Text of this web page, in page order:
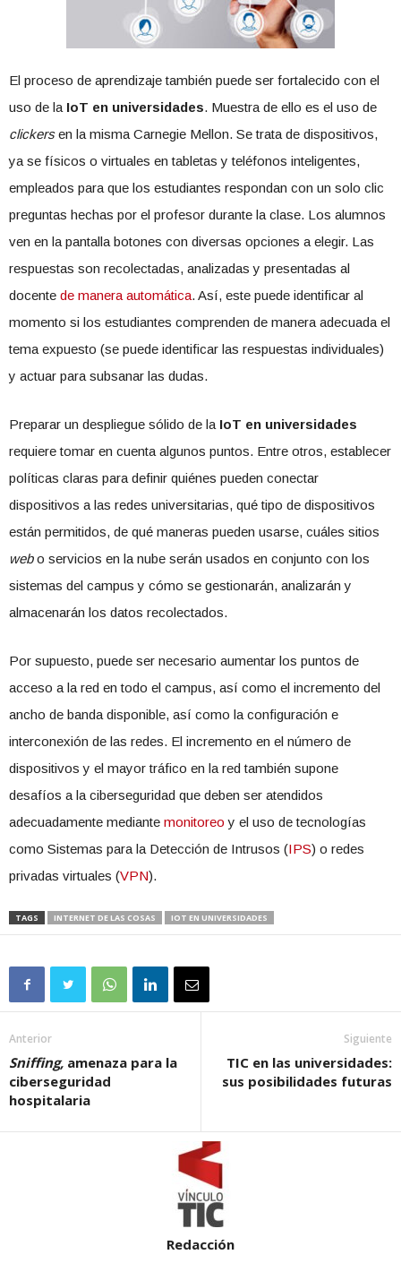
El proceso de aprendizaje también puede ser fortalecido con el
uso de la IoT en universidades. Muestra de ello es el uso de
clickersen la misma Carnegie Mellon. Se trata de dispositivos,
ya se físicos o virtuales en tabletas y teléfonos inteligentes,
empleados para que los estudiantes respondan con un solo clic
preguntas hechas por el profesor durante la clase. Los alumnos
ven en la pantalla botones con diversas opciones a elegir. Las
respuestas son recolectadas, analizadas y presentadas al
docente de manera automática. Así, este puede identificar al
momento si los estudiantes comprenden de manera adecuada el
tema expuesto (se puede identificar las respuestas individuales)
y actuar para subsanar las dudas.
Preparar un despliegue sólido de la IoT en universidades
requiere tomar en cuenta algunos puntos. Entre otros, establecer
políticas claras para definir quiénes pueden conectar
dispositivos a las redes universitarias, qué tipo de dispositivos
están permitidos, de qué maneras pueden usarse, cuáles sitios
webo servicios en la nube serán usados en conjunto con los
sistemas del campus y cómo se gestionarán, analizarán y
almacenarán los datos recolectados.
Por supuesto, puede ser necesario aumentar los puntos de
acceso a la red en todo el campus, así como el incremento del
ancho de banda disponible, así como la configuración e
interconexión de las redes. El incremento en el número de
dispositivos y el mayor tráfico en la red también supone
desafíos a la ciberseguridad que deben ser atendidos
adecuadamente mediante monitoreo y el uso de tecnologías
como Sistemas para la Detección de Intrusos (IPS) o redes
privadas virtuales (VPN).
TAGS INTERNET DE LAS COSAS IOT EN UNIVERSIDADES
Anterior
Sniffing, amenaza para la
ciberseguridad
hospitalaria
Siguiente
TIC en las universidades:
sus posibilidades futuras
Redacción